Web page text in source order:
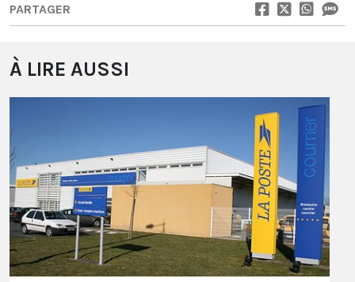
PARTAGER
À LIRE AUSSI